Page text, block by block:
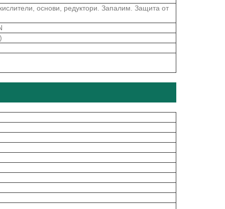
основи, редуктори. Запалим. Защита от